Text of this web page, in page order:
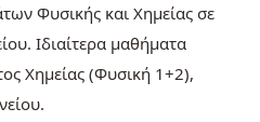
Φυσικής και Χημείας σε
Ιδιαίτερα μαθήματα
Χημείας (Φυσική 1+2),